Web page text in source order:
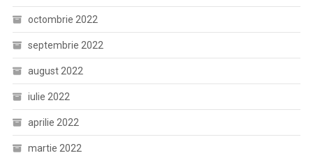
octombrie 2022
septembrie 2022
august 2022
iulie 2022
aprilie 2022
martie 2022